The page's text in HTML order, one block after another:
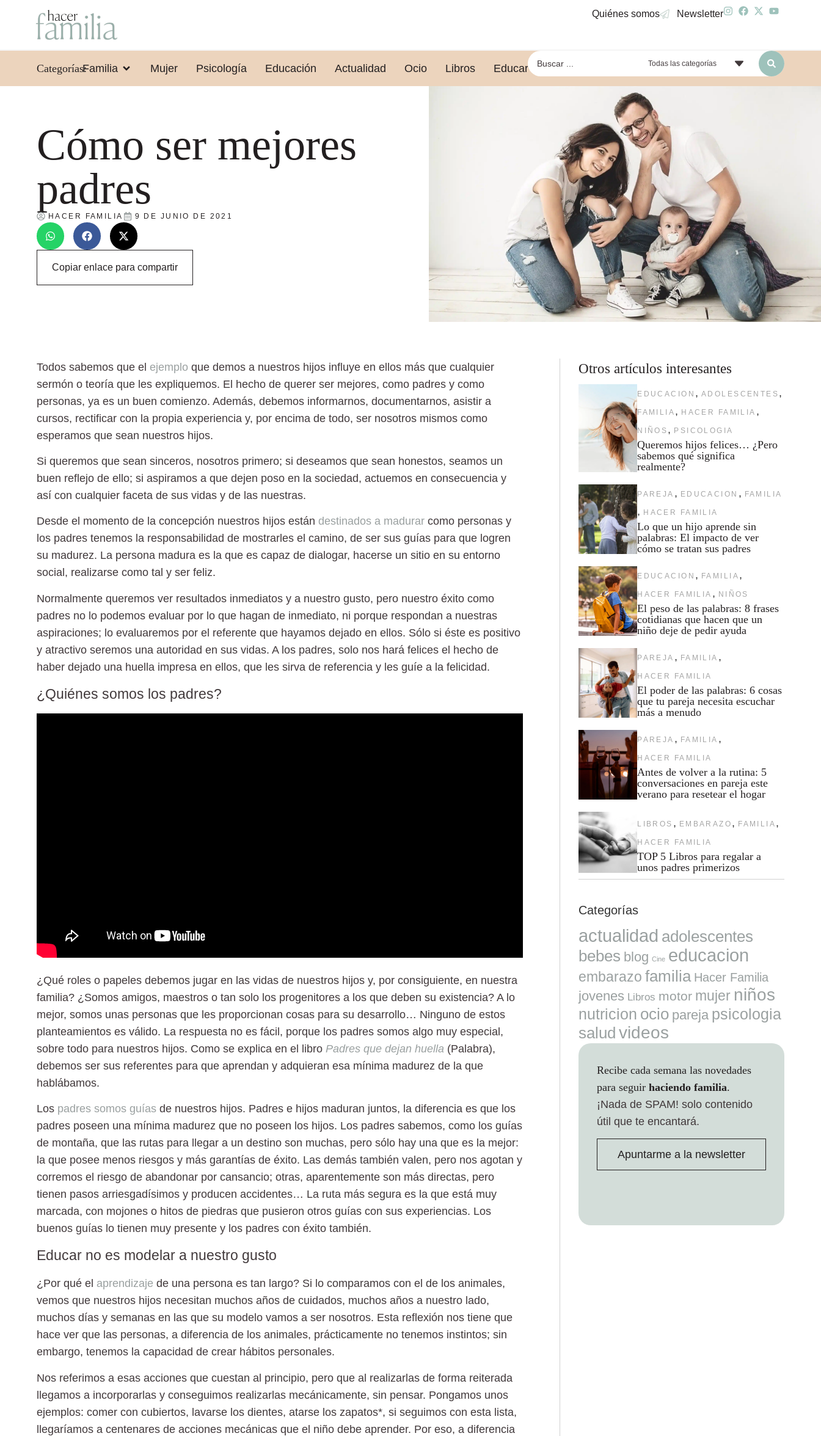
Quiénes somos Newsletter
Categorías:Familia Mujer Psicología Educación Actualidad Ocio Libros Educar leyendo Todas las categorías
Cómo ser mejores
padres
HACER FAMILIA 9 DE JUNIO DE 2021
Copiar enlace para compartir
Todos sabemos que el ejemplo que demos a nuestros hijos influye en ellos más que cualquier
sermón o teoría que les expliquemos. El hecho de querer ser mejores, como padres y como
personas, ya es un buen comienzo. Además, debemos informarnos, documentarnos, asistir a
cursos, rectificar con la propia experiencia y, por encima de todo, ser nosotros mismos como
esperamos que sean nuestros hijos.
Si queremos que sean sinceros, nosotros primero; si deseamos que sean honestos, seamos un
buen reflejo de ello; si aspiramos a que dejen poso en la sociedad, actuemos en consecuencia y
así con cualquier faceta de sus vidas y de las nuestras.
Desde el momento de la concepción nuestros hijos están destinados a madurar como personas y
los padres tenemos la responsabilidad de mostrarles el camino, de ser sus guías para que logren
su madurez. La persona madura es la que es capaz de dialogar, hacerse un sitio en su entorno
social, realizarse como tal y ser feliz.
Normalmente queremos ver resultados inmediatos y a nuestro gusto, pero nuestro éxito como
padres no lo podemos evaluar por lo que hagan de inmediato, ni porque respondan a nuestras
aspiraciones; lo evaluaremos por el referente que hayamos dejado en ellos. Sólo si éste es positivo
y atractivo seremos una autoridad en sus vidas. A los padres, solo nos hará felices el hecho de
haber dejado una huella impresa en ellos, que les sirva de referencia y les guíe a la felicidad.
¿Quiénes somos los padres?
¿Qué roles o papeles debemos jugar en las vidas de nuestros hijos y, por consiguiente, en nuestra
familia? ¿Somos amigos, maestros o tan solo los progenitores a los que deben su existencia? A lo
mejor, somos unas personas que les proporcionan cosas para su desarrollo… Ninguno de estos
planteamientos es válido. La respuesta no es fácil, porque los padres somos algo muy especial,
sobre todo para nuestros hijos. Como se explica en el libro Padres que dejan huella (Palabra),
debemos ser sus referentes para que aprendan y adquieran esa mínima madurez de la que
hablábamos.
Los padres somos guías de nuestros hijos. Padres e hijos maduran juntos, la diferencia es que los
padres poseen una mínima madurez que no poseen los hijos. Los padres sabemos, como los guías
de montaña, que las rutas para llegar a un destino son muchas, pero sólo hay una que es la mejor:
la que posee menos riesgos y más garantías de éxito. Las demás también valen, pero nos agotan y
corremos el riesgo de abandonar por cansancio; otras, aparentemente son más directas, pero
tienen pasos arriesgadísimos y producen accidentes… La ruta más segura es la que está muy
marcada, con mojones o hitos de piedras que pusieron otros guías con sus experiencias. Los
buenos guías lo tienen muy presente y los padres con éxito también.
Educar no es modelar a nuestro gusto
¿Por qué el aprendizaje de una persona es tan largo? Si lo comparamos con el de los animales,
vemos que nuestros hijos necesitan muchos años de cuidados, muchos años a nuestro lado,
muchos días y semanas en las que su modelo vamos a ser nosotros. Esta reflexión nos tiene que
hace ver que las personas, a diferencia de los animales, prácticamente no tenemos instintos; sin
embargo, tenemos la capacidad de crear hábitos personales.
Nos referimos a esas acciones que cuestan al principio, pero que al realizarlas de forma reiterada
llegamos a incorporarlas y conseguimos realizarlas mecánicamente, sin pensar. Pongamos unos
ejemplos: comer con cubiertos, lavarse los dientes, atarse los zapatos*, si seguimos con esta lista,
llegaríamos a centenares de acciones mecánicas que el niño debe aprender. Por eso, a diferencia
Otros artículos interesantes
EDUCACION , ADOLESCENTES ,
FAMILIA , HACER FAMILIA ,
NIÑOS , PSICOLOGIA
Queremos hijos felices… ¿Pero
sabemos qué significa
realmente?
PAREJA , EDUCACION , FAMILIA
, HACER FAMILIA
Lo que un hijo aprende sin
palabras: El impacto de ver
cómo se tratan sus padres
EDUCACION , FAMILIA ,
HACER FAMILIA , NIÑOS
El peso de las palabras: 8 frases
cotidianas que hacen que un
niño deje de pedir ayuda
PAREJA , FAMILIA ,
HACER FAMILIA
El poder de las palabras: 6 cosas
que tu pareja necesita escuchar
más a menudo
PAREJA , FAMILIA ,
HACER FAMILIA
Antes de volver a la rutina: 5
conversaciones en pareja este
verano para resetear el hogar
LIBROS , EMBARAZO , FAMILIA ,
HACER FAMILIA
TOP 5 Libros para regalar a
unos padres primerizos
Categorías
actualidad adolescentes
bebes blog Cine educacion
embarazo familia Hacer Familia
jovenes Libros motor mujer niños
nutricion ocio pareja psicologia
salud videos
Recibe cada semana las novedades
para seguir haciendo familia.
¡Nada de SPAM! solo contenido
útil que te encantará.
Apuntarme a la newsletter